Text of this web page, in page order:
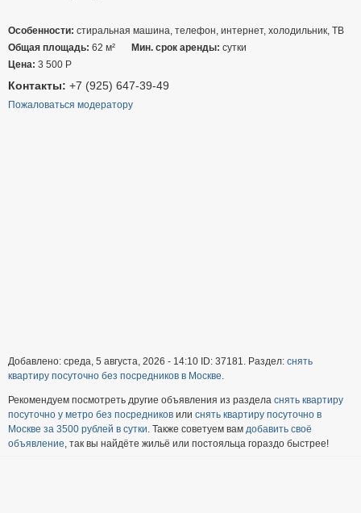
Особенности: стиральная машина, телефон, интернет, холодильник, ТВ
Общая площадь: 62 м² Мин. срок аренды: сутки
Цена: 3 500 Р
Контакты: +7 (925) 647-39-49
Пожаловаться модератору
Добавлено: среда, 5 августа, 2026 - 14:10 ID: 37181. Раздел: снять
квартиру посуточно без посредников в Москве
Рекомендуем посмотреть другие объявления из раздела снять квартиру
посуточно у метро без посредников или снять квартиру посуточно в
Москве за 3500 рублей в сутки . Также советуем вам добавить своё
объявление , так вы найдёте жильё или постояльца гораздо быстрее!